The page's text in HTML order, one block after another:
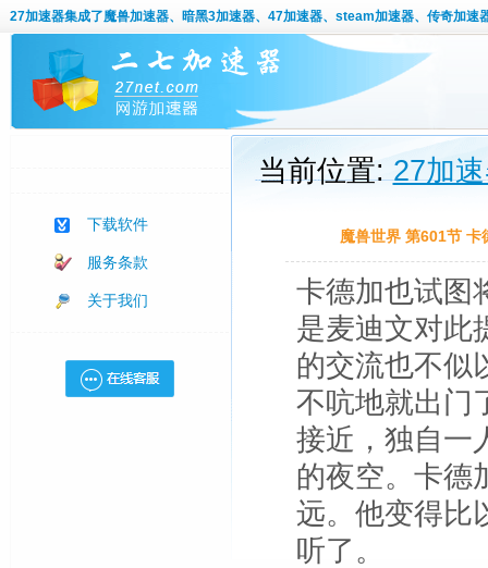
27加速器集成了魔兽加速器、暗黑3加速器、47加速器、steam加速器、传奇加速
下载软件
服务条款
关于我们
当前位置:27加
魔兽世界 第601节 卡
卡德加也试图
是麦迪文对此
的交流也不似
不吭地就出门
接近，独自一
的夜空。卡德
远。他变得比
听了。